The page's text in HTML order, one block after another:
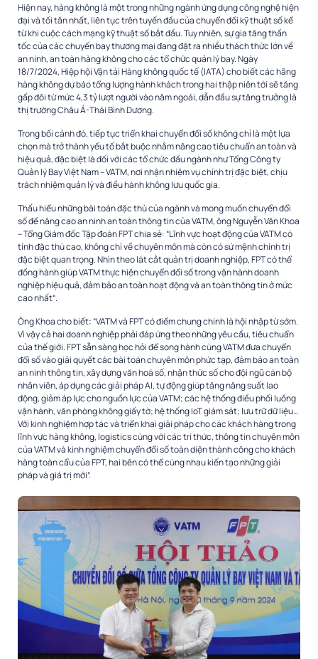
Hiện nay, hàng không là một trong những ngành ứng dụng công nghệ hiện
đại và tối tân nhất, liên tục trên tuyến đầu của chuyển đổi kỹ thuật số kể
từ khi cuộc cách mạng kỹ thuật số bắt đầu. Tuy nhiên, sự gia tăng thần
tốc của các chuyến bay thương mại đang đặt ra nhiều thách thức lớn về
an ninh, an toàn hàng không cho các tổ chức quản lý bay. Ngày
18/7/2024, Hiệp hội Vận tải Hàng không quốc tế (IATA) cho biết các hãng
hàng không dự báo tổng lượng hành khách trong hai thập niên tới sẽ tăng
gấp đôi từ mức 4,3 tỷ lượt người vào năm ngoái, dẫn đầu sự tăng trưởng là
thị trường Châu Á-Thái Bình Dương.
Trong bối cảnh đó, tiếp tục triển khai chuyển đổi số không chỉ là một lựa
chọn mà trở thành yếu tố bắt buộc nhằm nâng cao tiêu chuẩn an toàn và
hiệu quả, đặc biệt là đối với các tổ chức đầu ngành như Tổng Công ty
Quản lý Bay Việt Nam – VATM, nơi nhận nhiệm vụ chính trị đặc biệt, chịu
trách nhiệm quản lý và điều hành không lưu quốc gia.
Thấu hiểu những bài toán đặc thù của ngành và mong muốn chuyển đổi
số để nâng cao an ninh an toàn thông tin của VATM, ông Nguyễn Văn Khoa
– Tổng Giám đốc Tập đoàn FPT chia sẻ: “Lĩnh vực hoạt động của VATM có
tính đặc thù cao, không chỉ về chuyên môn mà còn có sứ mệnh chính trị
đặc biệt quan trọng. Nhìn theo lát cắt quản trị doanh nghiệp, FPT có thể
đồng hành giúp VATM thực hiện chuyển đổi số trong vận hành doanh
nghiệp hiệu quả, đảm bảo an toàn hoạt động và an toàn thông tin ở mức
cao nhất“.
Ông Khoa cho biết: “VATM và FPT có điểm chung chính là hội nhập từ sớm.
Vì vậy cả hai doanh nghiệp phải đáp ứng theo những yêu cầu, tiêu chuẩn
của thế giới. FPT sẵn sàng học hỏi để song hành cùng VATM đưa chuyển
đổi số vào giải quyết các bài toán chuyên môn phức tạp, đảm bảo an toàn
an ninh thông tin, xây dựng văn hoá số, nhận thức số cho đội ngũ cán bộ
nhân viên, áp dụng các giải pháp AI, tự động giúp tăng năng suất lao
động, giảm áp lực cho nguồn lực của VATM; các hệ thống điều phối luồng
vận hành, văn phòng không giấy tờ; hệ thống IoT giám sát; lưu trữ dữ liệu…
Với kinh nghiệm hợp tác và triển khai giải pháp cho các khách hàng trong
lĩnh vực hàng không, logistics cùng với các tri thức, thông tin chuyên môn
của VATM và kinh nghiệm chuyển đổi số toàn diện thành công cho khách
hàng toàn cẩu của FPT, hai bên có thể cùng nhau kiến tạo những giải
pháp và giá trị mới”.